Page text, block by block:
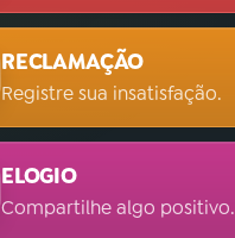
RECLAMAÇÃO
Registre sua insatisfação.
ELOGIO
Compartilhe algo positivo.